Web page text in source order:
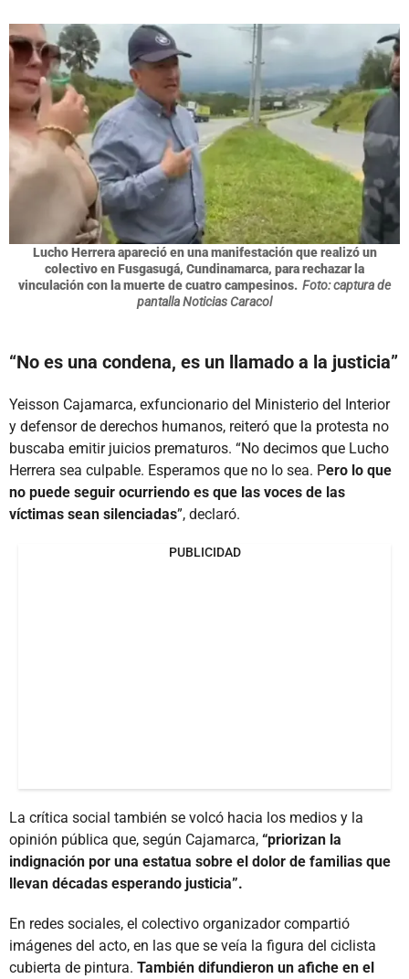
Lucho Herrera apareció en una manifestación que realizó un
colectivo en Fusgasugá, Cundinamarca, para rechazar la
vinculación con la muerte de cuatro campesinos. Foto: captura de
pantalla Noticias Caracol
“No es una condena, es un llamado a la justicia”
Yeisson Cajamarca, exfuncionario del Ministerio del Interior
y defensor de derechos humanos, reiteró que la protesta no
buscaba emitir juicios prematuros. “No decimos que Lucho
Herrera sea culpable. Esperamos que no lo sea. Pero lo que
no puede seguir ocurriendo es que las voces de las
víctimas sean silenciadas”, declaró.
PUBLICIDAD
La crítica social también se volcó hacia los medios y la
opinión pública que, según Cajamarca, “priorizan la
indignación por una estatua sobre el dolor de familias que
llevan décadas esperando justicia”.
En redes sociales, el colectivo organizador compartió
imágenes del acto, en las que se veía la figura del ciclista
cubierta de pintura. También difundieron un afiche en el